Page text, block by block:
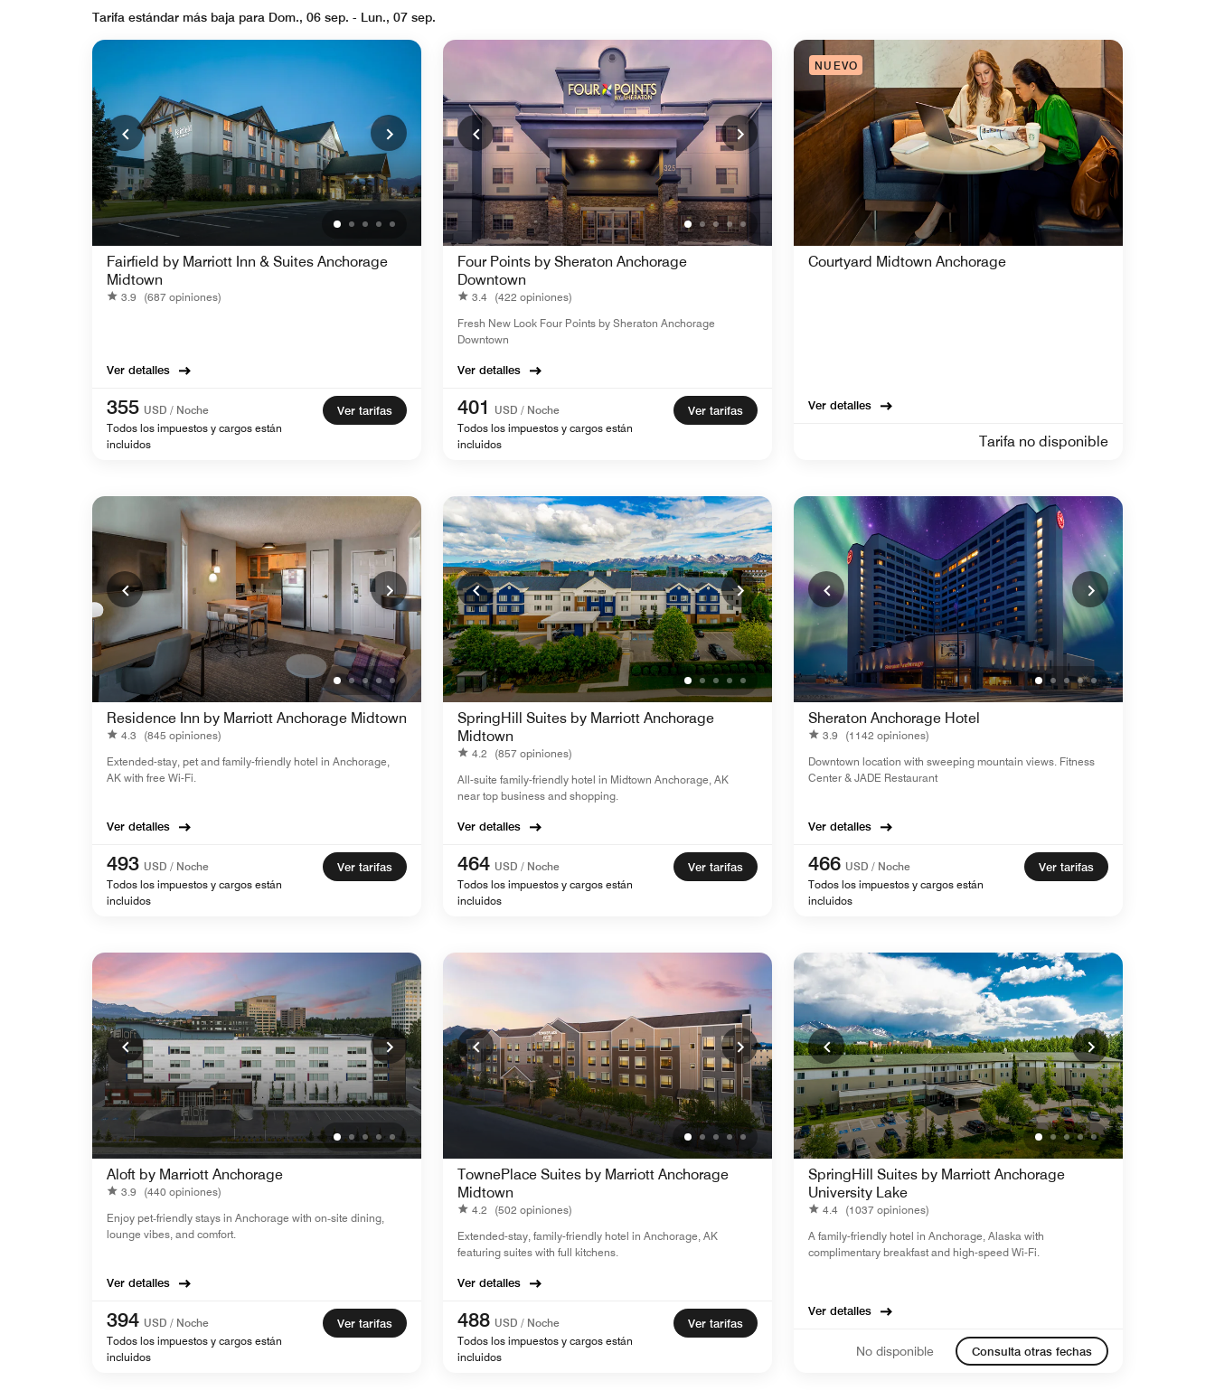
Tarifa estándar más baja para Dom., 06 sep. - Lun., 07 sep.
Fairfield by Marriott Inn & Suites Anchorage
Midtown
3.9 (687 opiniones)
Ver detalles
355 USD / Noche
Todos los impuestos y cargos están
incluidos
Ver tarifas
Four Points by Sheraton Anchorage
Downtown
3.4 (422 opiniones)
Fresh New Look Four Points by Sheraton Anchorage
Downtown
Ver detalles
401
USD / Noche
Todos los impuestos y cargos están
incluidos
Ver tarifas
NUEVO
Courtyard Midtown Anchorage
Ver detalles
Tarifa no disponible
Residence Inn by Marriott Anchorage Midtown
4.3
(845 opiniones)
Extended-stay, pet and family-friendly hotel in Anchorage,
AK with free Wi-Fi.
Ver detalles
493 USD / Noche
Todos los impuestos y cargos están
incluidos
Ver tarifas
SpringHill Suites by Marriott Anchorage
Midtown
4.2
(857 opiniones)
All-suite family-friendly hotel in Midtown Anchorage, AK
near top business and shopping.
Ver detalles
464 USD / Noche
Todos los impuestos y cargos están
incluidos
Ver tarifas
Sheraton Anchorage Hotel
3.9
(1142 opiniones)
Downtown location with sweeping mountain views. Fitness
Center & JADE Restaurant
Ver detalles
466 USD / Noche
Todos los impuestos y cargos están
incluidos
Ver tarifas
Aloft by Marriott Anchorage
3.9
(440 opiniones)
Enjoy pet‑friendly stays in Anchorage with on‑site dining,
lounge vibes, and comfort.
Ver detalles
394 USD / Noche
Todos los impuestos y cargos están
incluidos
Ver tarifas
TownePlace Suites by Marriott Anchorage
Midtown
4.2
(502 opiniones)
Extended-stay, family-friendly hotel in Anchorage, AK
featuring suites with full kitchens.
Ver detalles
488 USD / Noche
Todos los impuestos y cargos están
incluidos
Ver tarifas
SpringHill Suites by Marriott Anchorage
University Lake
4.4 (1037 opiniones)
A family-friendly hotel in Ancho rage, Alaska with
complimentary breakfast and high-speed Wi-Fi.
Ver detalles
No disponible Consulta otras fechas